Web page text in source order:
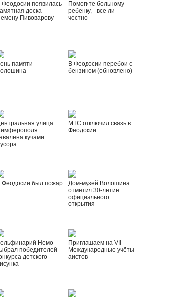
Феодосии появилась
доска
Пивоварову
Помогите больному
ребенку, - все ли
честно
памяти
В Феодосии перебои с
бензином (обновлено)
улица
кучами
МТС отключил связь в
Феодосии
Феодосии был пожар
Дом-музей Волошина
отметил 30-летие
официального
открытия
Немо
победителей
детского
Приглашаем на VII
Международные учёты
аистов